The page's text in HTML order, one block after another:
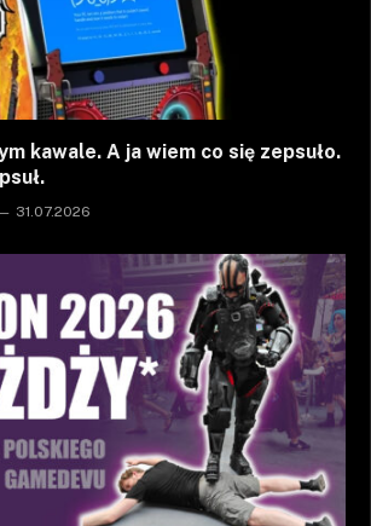
kawale. A ja wiem co się zepsuło.
31.07.2026